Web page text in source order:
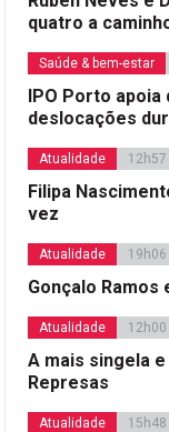
quatro a
Saúde & bem-estar
IPO Porto
deslocações
Atualidade 12h57
Filipa
vez
Atualidade 19h06
Gonçalo Ramos
Atualidade 12h00
A mais singela
Represas
Atualidade 15h48